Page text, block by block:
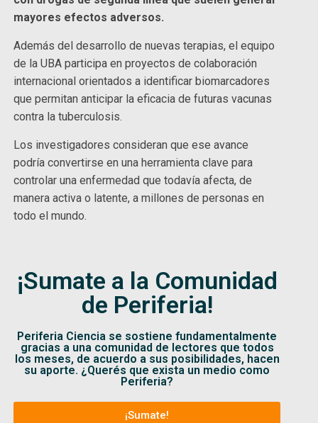
mayores efectos adversos.
Además del desarrollo de nuevas terapias, el equipo
de la UBA participa en proyectos de colaboración
internacional orientados a identificar biomarcadores
que permitan anticipar la eficacia de futuras vacunas
contra la tuberculosis.
Los investigadores consideran que ese avance
podría convertirse en una herramienta clave para
controlar una enfermedad que todavía afecta, de
manera activa o latente, a millones de personas en
todo el mundo.
¡Sumate a la Comunidad
de Periferia!
Periferia Ciencia se sostiene fundamentalmente
gracias a una comunidad de lectores que todos
los meses, de acuerdo a sus posibilidades, hacen
su aporte. ¿Querés que exista un medio como
Periferia?
¡Sumate!